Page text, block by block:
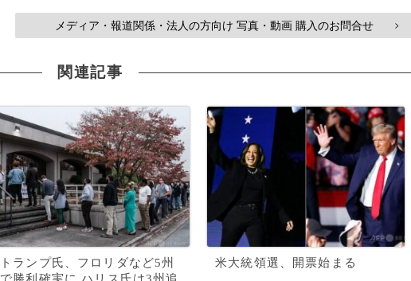
メディア・報道関係・法人の方向け 写真・動画 購入のお問合せ >
関連記事
トランプ氏、フロリダなど5州
米大統領選、開票始まる